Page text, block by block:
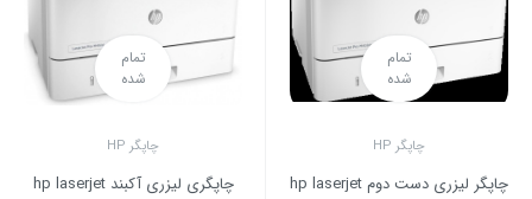
تمام
شده
چاپگر HP
چاپگر لیزری دست دوم hp laserjet
تمام
شده
چاپگر HP
چاپگری لیزری آکبند hp laserjet